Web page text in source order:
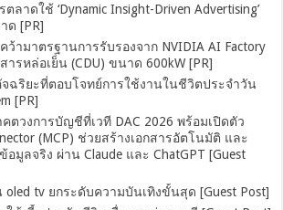
ลาดใช้ ‘Dynamic Insight-Driven Advertising’
ด [PR]
ามาตรฐานการรับรองจาก NVIDIA AI Factory
รหล่อเย็น (CDU) ขนาด 600kW [PR]
ฉริยะที่ตอบโจทย์การใช้งานในชีวิตประจำวัน
[PR]
คตวงการบัญชีที่เวที DAC 2026 พร้อมเปิดตัว
(MCP) ช่วยสร้างเอกสารอัตโนมัติ และ
มูลจริง ผ่าน Claude และ ChatGPT [Guest
oled tv ยกระดับความบันเทิงขั้นสุด [Guest Post]